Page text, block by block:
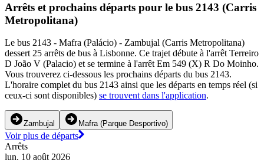
Arrêts et prochains départs pour le bus 2143 (Carris
Metropolitana)
Le bus 2143 - Mafra (Palácio) - Zambujal (Carris Metropolitana)
dessert 25 arrêts de bus à Lisbonne. Ce trajet débute à l'arrêt Terreiro
D João V (Palacio) et se termine à l'arrêt Em 549 (X) R Do Moinho.
Vous trouverez ci-dessous les prochains départs du bus 2143.
L'horaire complet du bus 2143 ainsi que les départs en temps réel (si
ceux-ci sont disponibles) se trouvent dans l'application.
Zambujal Mafra (Parque Desportivo)
Voir plus de départs
Arrêts
lun. 10 août 2026